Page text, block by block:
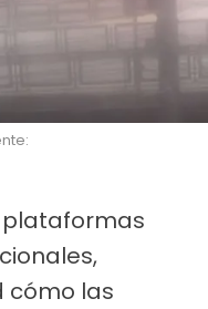
plataformas
cómo las